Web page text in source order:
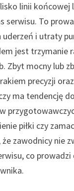
linii końcowej
serwisu. To
i utraty
jest trzymanie
Zbyt mocny lub
precyzji oraz
ma tendencję
piłki czy
zawodnicy nie
co prowadzi